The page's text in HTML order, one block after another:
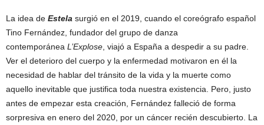
La idea de Estela surgió en el 2019, cuando el coreógrafo español
Tino Fernández, fundador del grupo de danza
contemporánea L’Explose, viajó a España a despedir a su padre.
Ver el deterioro del cuerpo y la enfermedad motivaron en él la
necesidad de hablar del tránsito de la vida y la muerte como
aquello inevitable que justifica toda nuestra existencia. Pero, justo
antes de empezar esta creación, Fernández falleció de forma
sorpresiva en enero del 2020, por un cáncer recién descubierto. La